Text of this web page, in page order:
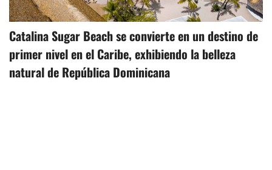
Catalina Sugar Beach se convierte en un destino de
primer nivel en el Caribe, exhibiendo la belleza
natural de República Dominicana